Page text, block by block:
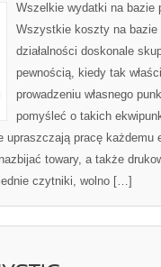
Wszelkie wydatki na bazie
Wszystkie koszty na bazie
działalności doskonale
pewnością, kiedy tak
prowadzeniu własnego
pomyśleć o takich
upraszczają pracę każdemu
towary, a także
czytniki, wolno […]